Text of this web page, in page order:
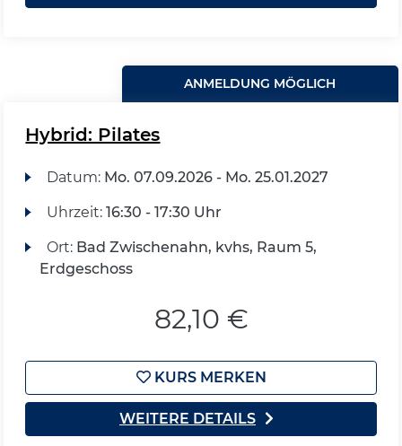
ANMELDUNG MÖGLICH
Hybrid: Pilates
Datum: Mo. 07.09.2026 - Mo. 25.01.2027
Uhrzeit: 16:30 - 17:30 Uhr
Ort: Bad Zwischenahn, kvhs, Raum 5,
Erdgeschoss
82,10 €
KURS MERKEN
WEITERE DETAILS